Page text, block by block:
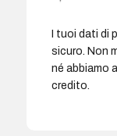
I tuoi dati di
sicuro. Non
né abbiamo
credito.